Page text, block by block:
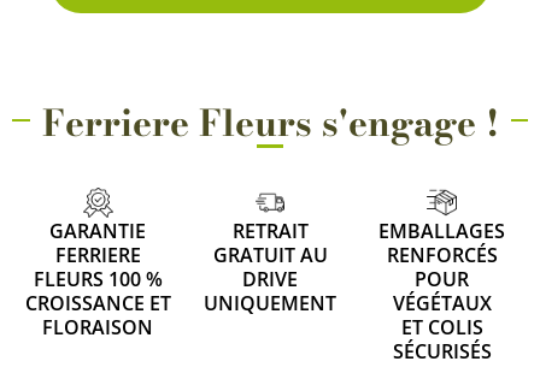
Ferriere Fleurs s'engage !
GARANTIE
FERRIERE
FLEURS 100 %
CROISSANCE ET
FLORAISON
RETRAIT
GRATUIT AU
DRIVE
UNIQUEMENT
EMBALLAGES
RENFORCÉS
POUR
VÉGÉTAUX
ET COLIS
SÉCURISÉS